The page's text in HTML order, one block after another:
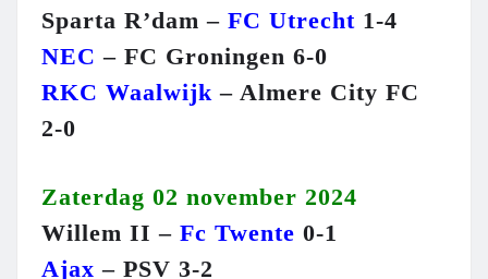
Sparta R’dam – FC Utrecht 1-4
NEC – FC Groningen 6-0
RKC Waalwijk – Almere City FC
2-0
Zaterdag 02 november 2024
Willem II – Fc Twente 0-1
Ajax – PSV 3-2